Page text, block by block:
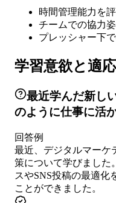
時間管理能力を
チームでの協力
プレッシャー下
学習意欲と適
最近学んだ新し
のように仕事に活
回答例
最近、デジタルマーケ
策について学びました
スやSNS投稿の最適化
ことができました。